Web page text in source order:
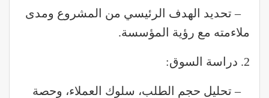
– تحديد الهدف الرئيسي من المشروع ومدى
ملاءمته مع رؤية المؤسسة.
2. دراسة السوق:
– تحليل حجم الطلب، سلوك العملاء، وحصة